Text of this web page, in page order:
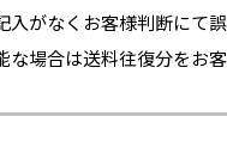
入がなくお客様判断にて
な場合は送料往復分をお